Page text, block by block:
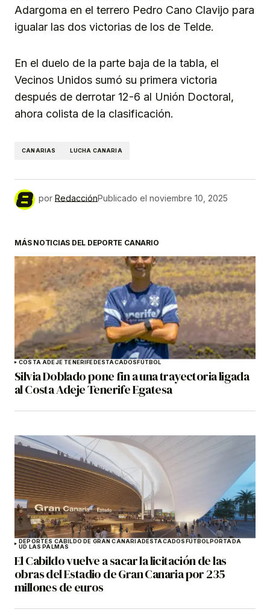
Adargoma en el terrero Pedro Cano Clavijo para
igualar las dos victorias de los de Telde.
En el duelo de la parte baja de la tabla, el
Vecinos Unidos sumó su primera victoria
después de derrotar 12-6 al Unión Doctoral,
ahora colista de la clasificación.
CANARIAS LUCHA CANARIA
por RedacciónPublicado el noviembre 10, 2025
MÁS NOTICIAS DEL DEPORTE CANARIO
COSTA ADEJE TENERIFEDESTACADOSFÚTBOL
Silvia Doblado pone fin a una trayectoria ligada
al Costa Adeje Tenerife Egatesa
DEPORTES CABILDO DE GRAN CANARIADESTACADOSFÚTBOLPORTADA
UD LAS PALMAS
El Cabildo vuelve a sacar la licitación de las
obras del Estadio de Gran Canaria por 235
millones de euros